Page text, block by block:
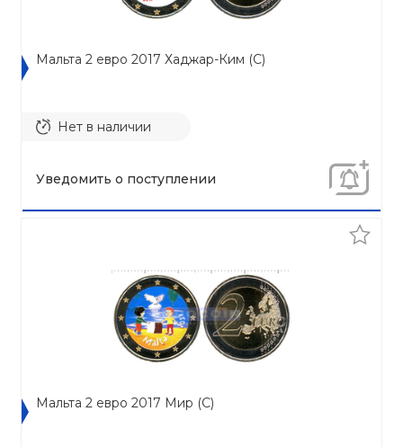
Мальта 2 евро 2017 Хаджар-Ким (C)
Нет в наличии
Уведомить о поступлении
Мальта 2 евро 2017 Мир (C)